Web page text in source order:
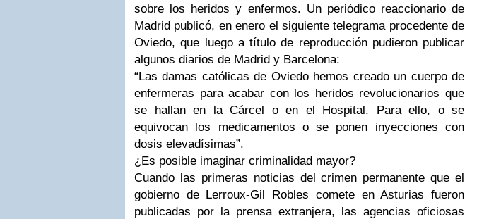
sobre los heridos y enfermos. Un periódico reaccionario de
Madrid publicó, en enero el siguiente telegrama procedente de
Oviedo, que luego a título de reproducción pudieron publicar
algunos diarios de Madrid y Barcelona:
“Las damas católicas de Oviedo hemos creado un cuerpo de
enfermeras para acabar con los heridos revolucionarios que
se hallan en la Cárcel o en el Hospital. Para ello, o se
equivocan los medicamentos o se ponen inyecciones con
dosis elevadísimas”.
¿Es posible imaginar criminalidad mayor?
Cuando las primeras noticias del crimen permanente que el
gobierno de Lerroux-Gil Robles comete en Asturias fueron
publicadas por la prensa extranjera, las agencias oficiosas